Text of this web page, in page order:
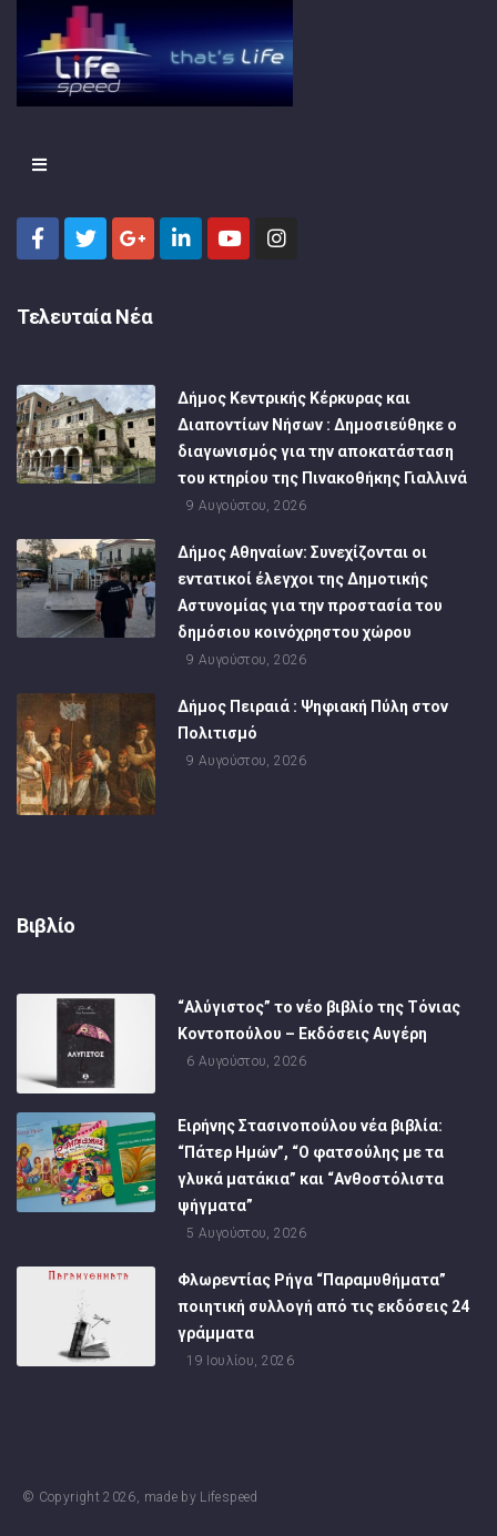
Τελευταία Νέα
Δήμος Κεντρικής Κέρκυρας και
Διαποντίων Νήσων : Δημοσιεύθηκε ο
διαγωνισμός για την αποκατάσταση
του κτηρίου της Πινακοθήκης Γιαλλινά
9 Αυγούστου, 2026
Δήμος Αθηναίων: Συνεχίζονται οι
εντατικοί έλεγχοι της Δημοτικής
Αστυνομίας για την προστασία του
δημόσιου κοινόχρηστου χώρου
9 Αυγούστου, 2026
Δήμος Πειραιά : Ψηφιακή Πύλη στον
Πολιτισμό
9 Αυγούστου, 2026
Βιβλίο
“Αλύγιστος” το νέο βιβλίο της Τόνιας
Κοντοπούλου – Εκδόσεις Αυγέρη
6 Αυγούστου, 2026
Ειρήνης Στασινοπούλου νέα βιβλία:
“Πάτερ Ημών”, “Ο φατσούλης με τα
γλυκά ματάκια” και “Ανθοστόλιστα
ψήγματα”
5 Αυγούστου, 2026
Φλωρεντίας Ρήγα “Παραμυθήματα”
ποιητική συλλογή από τις εκδόσεις 24
γράμματα
19 Ιουλίου, 2026
© Copyright2026, made by Lifespeed